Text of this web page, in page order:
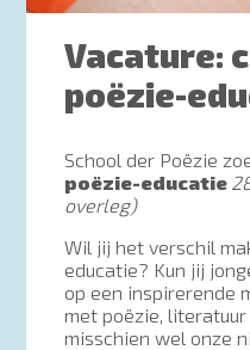
Vacature:
poëzie-
School der Poëzie
poëzie-educatie
overleg)
Wil jij het verschil
educatie? Kun jij
op een inspirerende
met poëzie,
misschien wel onze